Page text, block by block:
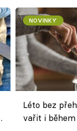
NOVINKY
Léto bez
vařit i